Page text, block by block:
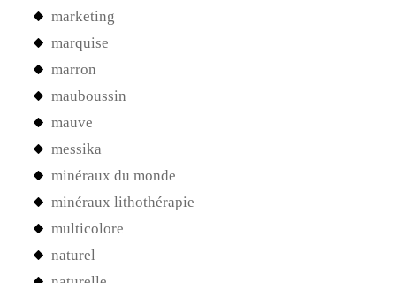
marketing
marquise
marron
mauboussin
mauve
messika
minéraux du monde
minéraux lithothérapie
multicolore
naturel